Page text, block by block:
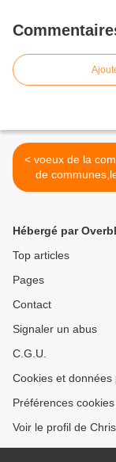
< voeux de la communauté
de
ailleurs
Hébergé par
Top articles
Pages
Contact
Signaler un abus
C.G.U.
Cookies et données
Préférences cookies
Voir le profil de